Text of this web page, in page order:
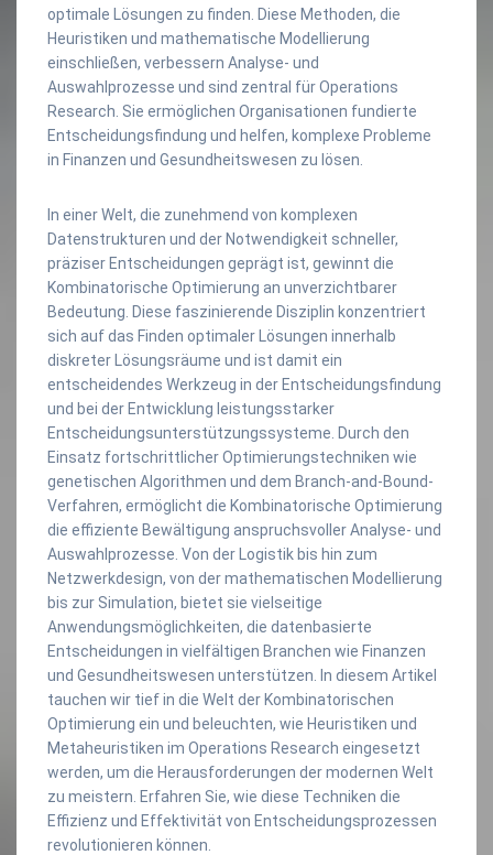
optimale Lösungen zu finden. Diese Methoden, die
Heuristiken und mathematische Modellierung
einschließen, verbessern Analyse- und
Auswahlprozesse und sind zentral für Operations
Research. Sie ermöglichen Organisationen fundierte
Entscheidungsfindung und helfen, komplexe Probleme
in Finanzen und Gesundheitswesen zu lösen.
In einer Welt, die zunehmend von komplexen
Datenstrukturen und der Notwendigkeit schneller,
präziser Entscheidungen geprägt ist, gewinnt die
Kombinatorische Optimierung an unverzichtbarer
Bedeutung. Diese faszinierende Disziplin konzentriert
sich auf das Finden optimaler Lösungen innerhalb
diskreter Lösungsräume und ist damit ein
entscheidendes Werkzeug in der Entscheidungsfindung
und bei der Entwicklung leistungsstarker
Entscheidungsunterstützungssysteme. Durch den
Einsatz fortschrittlicher Optimierungstechniken wie
genetischen Algorithmen und dem Branch-and-Bound-
Verfahren, ermöglicht die Kombinatorische Optimierung
die effiziente Bewältigung anspruchsvoller Analyse- und
Auswahlprozesse. Von der Logistik bis hin zum
Netzwerkdesign, von der mathematischen Modellierung
bis zur Simulation, bietet sie vielseitige
Anwendungsmöglichkeiten, die datenbasierte
Entscheidungen in vielfältigen Branchen wie Finanzen
und Gesundheitswesen unterstützen. In diesem Artikel
tauchen wir tief in die Welt der Kombinatorischen
Optimierung ein und beleuchten, wie Heuristiken und
Metaheuristiken im Operations Research eingesetzt
werden, um die Herausforderungen der modernen Welt
zu meistern. Erfahren Sie, wie diese Techniken die
Effizienz und Effektivität von Entscheidungsprozessen
revolutionieren können.